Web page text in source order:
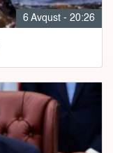
6 Avqust - 20:26